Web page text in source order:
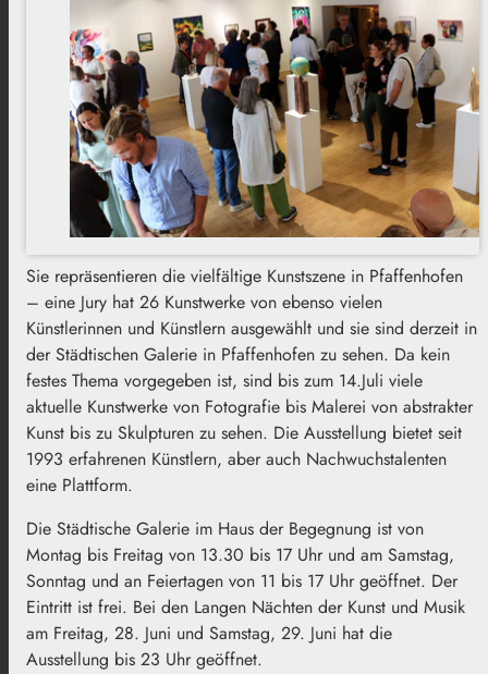
Sie repräsentieren die vielfältige Kunstszene in Pfaffenhofen
– eine Jury hat 26 Kunstwerke von ebenso vielen
Künstlerinnen und Künstlern ausgewählt und sie sind derzeit in
der Städtischen Galerie in Pfaffenhofen zu sehen. Da kein
festes Thema vorgegeben ist, sind bis zum 14.Juli viele
aktuelle Kunstwerke von Fotografie bis Malerei von abstrakter
Kunst bis zu Skulpturen zu sehen. Die Ausstellung bietet seit
1993 erfahrenen Künstlern, aber auch Nachwuchstalenten
eine Plattform.
Die Städtische Galerie im Haus der Begegnung ist von
Montag bis Freitag von 13.30 bis 17 Uhr und am Samstag,
Sonntag und an Feiertagen von 11 bis 17 Uhr geöffnet. Der
Eintritt ist frei. Bei den Langen Nächten der Kunst und Musik
am Freitag, 28. Juni und Samstag, 29. Juni hat die
Ausstellung bis 23 Uhr geöffnet.